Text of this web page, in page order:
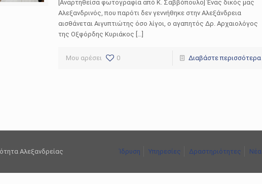
[Αναρτηθείσα φωτογραφία από Κ. Σαββόπουλο] Ένας δικός μας
Αλεξανδρινός, που παρότι δεν γεννήθηκε στην Αλεξάνδρεια
αισθάνεται Αιγυπτιώτης όσο λίγοι, ο αγαπητός Δρ. Αρχαιολόγος
της Οξφόρδης Κυριάκος […]
Μου αρέσει 0 Διαβάστε περισσότερα
Αλεξανδρείας Ίδρυση Υπηρεσίες Δραστηριότητες Νέα